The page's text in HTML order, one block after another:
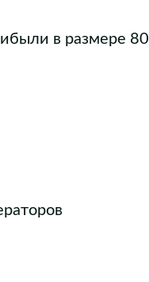
в размере 80